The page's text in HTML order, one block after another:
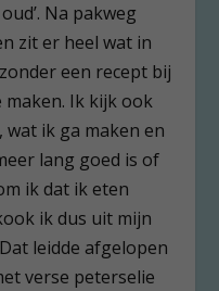
Na pakweg
zit er heel wat in
een recept bij
maken. Ik kijk ook
ik ga maken en
lang goed is of
ik dat ik eten
ik dus uit mijn
leidde afgelopen
verse peterselie